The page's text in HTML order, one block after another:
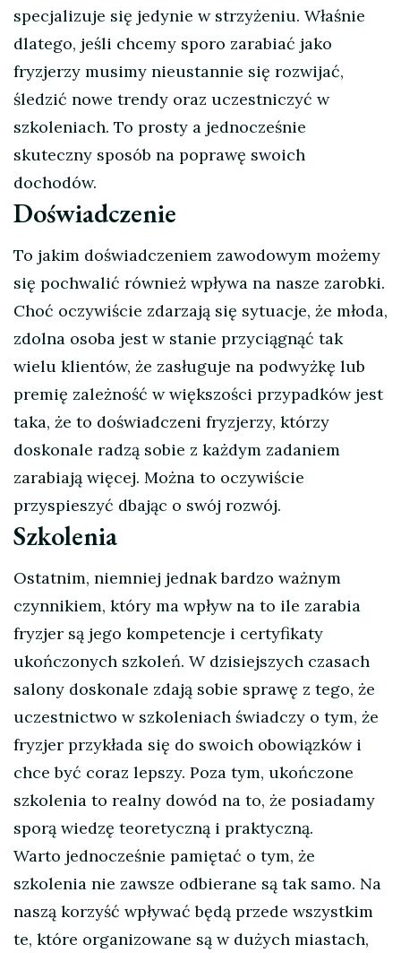
specjalizuje się jedynie w strzyżeniu. Właśnie
dlatego, jeśli chcemy sporo zarabiać jako
fryzjerzy musimy nieustannie się rozwijać,
śledzić nowe trendy oraz uczestniczyć w
szkoleniach. To prosty a jednocześnie
skuteczny sposób na poprawę swoich
dochodów.
Doświadczenie
To jakim doświadczeniem zawodowym możemy
się pochwalić również wpływa na nasze zarobki.
Choć oczywiście zdarzają się sytuacje, że młoda,
zdolna osoba jest w stanie przyciągnąć tak
wielu klientów, że zasługuje na podwyżkę lub
premię zależność w większości przypadków jest
taka, że to doświadczeni fryzjerzy, którzy
doskonale radzą sobie z każdym zadaniem
zarabiają więcej. Można to oczywiście
przyspieszyć dbając o swój rozwój.
Szkolenia
Ostatnim, niemniej jednak bardzo ważnym
czynnikiem, który ma wpływ na to ile zarabia
fryzjer są jego kompetencje i certyfikaty
ukończonych szkoleń. W dzisiejszych czasach
salony doskonale zdają sobie sprawę z tego, że
uczestnictwo w szkoleniach świadczy o tym, że
fryzjer przykłada się do swoich obowiązków i
chce być coraz lepszy. Poza tym, ukończone
szkolenia to realny dowód na to, że posiadamy
sporą wiedzę teoretyczną i praktyczną.
Warto jednocześnie pamiętać o tym, że
szkolenia nie zawsze odbierane są tak samo. Na
naszą korzyść wpływać będą przede wszystkim
te, które organizowane są w dużych miastach,